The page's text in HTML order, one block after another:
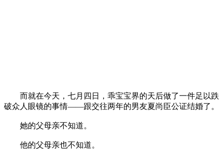
而就在今天，七月四日，乖宝宝界的天后做了一件足以跌
破众人眼镜的事情——跟交往两年的男友夏尚臣公证结婚了。
她的父母亲不知道。
他的父母亲也不知道。